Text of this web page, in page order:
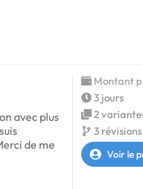
avec plus
de me
Montant
3 jours
2
3 révisions
Voir le